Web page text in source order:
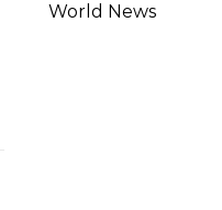
World News